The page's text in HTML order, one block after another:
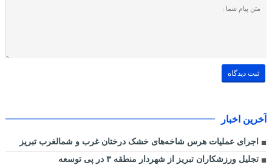
آخرین اخبار
اجرای عملیات هرس شاخه‌های خشک درختان غرب و شمالغرب تبریز
تجلیل ورزشکاران تبریز از شهردار منطقه ۳ در پی توسعه